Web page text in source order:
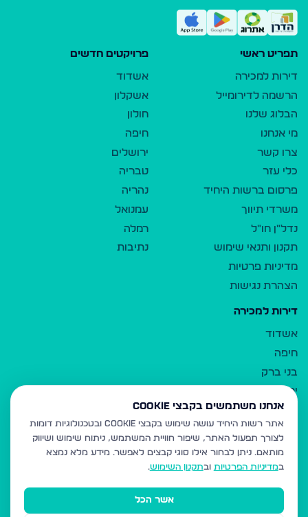
תפריט ראשי
דירות למכירה
הרשמה לדירומייל
הבלוג שלנו
מי אנחנו
צרו קשר
כלי עזר
פרסום ברשות היחיד
משרדי תיווך
נדל"ן חו"ל
תקנון ותנאי שימוש
מדיניות פרטיות
הצהרת נגישות
פרויקטים חדשים
אשדוד
אשקלון
חולון
חיפה
ירושלים
טבריה
נהריה
עמנואל
רמלה
נתיבות
דירות למכירה
אשדוד
חיפה
בני ברק
ירושלים
אלעד
גבעת זאב
בית שמש
רכסים
מודיעין עילית
אנחנו משתמשים בקבצי Cookie
אתר רשות היחיד עושה שימוש בקבצי Cookie ובטכנולוגיות דומות
לצורך תפעול האתר, שיפור חוויית המשתמש, ניתוח שימוש ושיווק
מותאם. ניתן לבחור אילו סוגי קבצים לאפשר. מידע מלא נמצא
במדיניות הפרטיות ובתקנון השימוש.
אשר הכל